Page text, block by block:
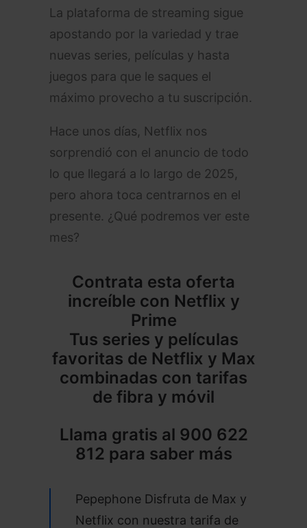
La plataforma de streaming sigue
apostando por la variedad y trae
nuevas series, películas y hasta
juegos para que le saques el
máximo provecho a tu suscripción.
Hace unos días, Netflix nos
sorprendió con el anuncio de todo
lo que llegará a lo largo de 2025,
pero ahora toca centrarnos en el
presente. ¿Qué podremos ver este
mes?
Contrata esta oferta
increíble con Netflix y
Prime
Tus series y películas
favoritas de Netflix y Max
combinadas con tarifas
de fibra y móvil
Llama gratis al 900 622
812 para saber más
Pepephone Disfruta de Max y
Netflix con nuestra tarifa de